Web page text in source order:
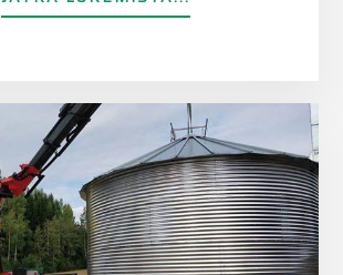
FLOOR
MMK-
POWERILTA